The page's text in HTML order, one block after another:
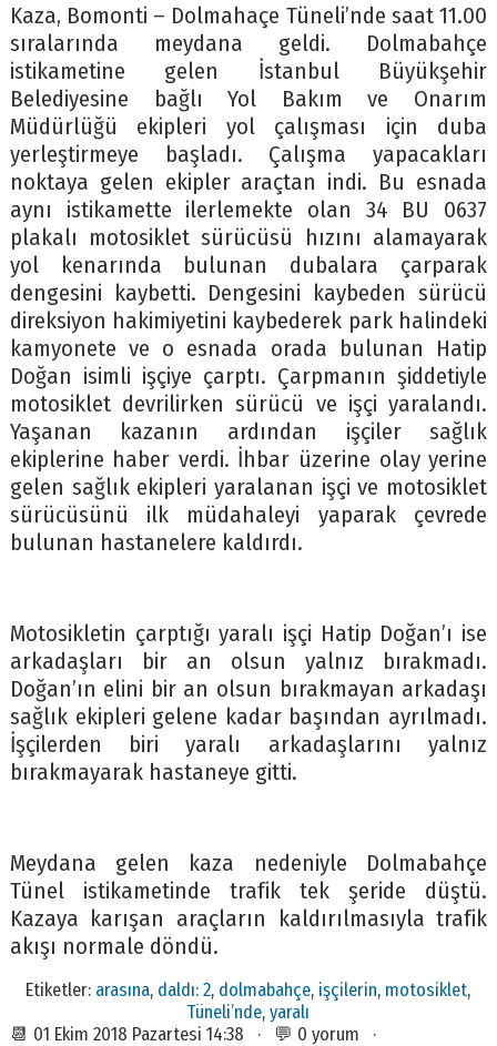
Kaza, Bomonti – Dolmahaçe Tüneli’nde saat 11.00
sıralarında meydana geldi. Dolmabahçe
istikametine gelen İstanbul Büyükşehir
Belediyesine bağlı Yol Bakım ve Onarım
Müdürlüğü ekipleri yol çalışması için duba
yerleştirmeye başladı. Çalışma yapacakları
noktaya gelen ekipler araçtan indi. Bu esnada
aynı istikamette ilerlemekte olan 34 BU 0637
plakalı motosiklet sürücüsü hızını alamayarak
yol kenarında bulunan dubalara çarparak
dengesini kaybetti. Dengesini kaybeden sürücü
direksiyon hakimiyetini kaybederek park halindeki
kamyonete ve o esnada orada bulunan Hatip
Doğan isimli işçiye çarptı. Çarpmanın şiddetiyle
motosiklet devrilirken sürücü ve işçi yaralandı.
Yaşanan kazanın ardından işçiler sağlık
ekiplerine haber verdi. İhbar üzerine olay yerine
gelen sağlık ekipleri yaralanan işçi ve motosiklet
sürücüsünü ilk müdahaleyi yaparak çevrede
bulunan hastanelere kaldırdı.
Motosikletin çarptığı yaralı işçi Hatip Doğan’ı ise
arkadaşları bir an olsun yalnız bırakmadı.
Doğan’ın elini bir an olsun bırakmayan arkadaşı
sağlık ekipleri gelene kadar başından ayrılmadı.
İşçilerden biri yaralı arkadaşlarını yalnız
bırakmayarak hastaneye gitti.
Meydana gelen kaza nedeniyle Dolmabahçe
Tünel istikametinde trafik tek şeride düştü.
Kazaya karışan araçların kaldırılmasıyla trafik
akışı normale döndü.
Etiketler: arasına, daldı: 2, dolmabahçe, işçilerin, motosiklet,
Tüneli’nde,yaralı
📆 01 Ekim 2018 Pazartesi 14:38 · 💬 0 yorum ·